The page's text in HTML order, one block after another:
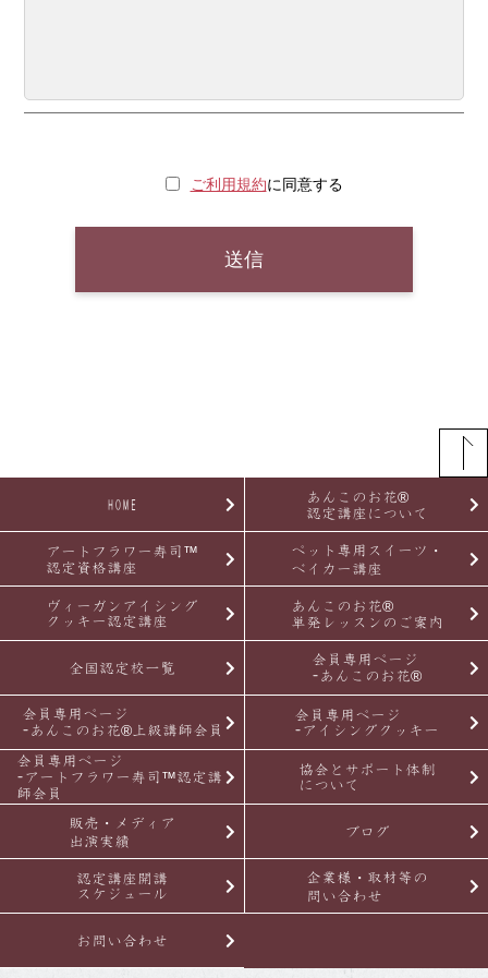
ご利用規約に同意する
HOME
あんこのお花®
認定講座について
アートフラワー寿司™
認定資格講座
ペット専用スイーツ・
ベイカー講座
ヴィーガンアイシング
クッキー認定講座
あんこのお花®
単発レッスンのご案内
全国認定校一覧
会員専用ページ
-あんこのお花®
会員専用ページ
-あんこのお花®上級講師会員
会員専用ページ
-アイシングクッキー
会員専用ページ
-アートフラワー寿司™認定講
師会員
協会とサポート体制
について
販売・メディア
出演実績
ブログ
認定講座開講
スケジュール
企業様・取材等の
問い合わせ
お問い合わせ